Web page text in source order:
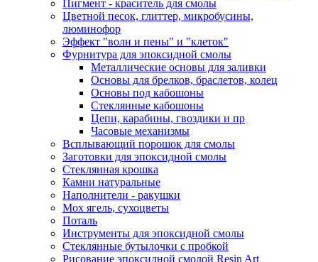
Пигмент - краситель для смолы
Цветной песок, глиттер, микробусины,
люминофор
Эффект "волн и пены" и "клеток"
Фурнитура для эпоксидной смолы
Металлические основы для заливки
Основы для брелков, браслетов, колец
Основы под кабошоны
Стеклянные кабошоны
Цепи, карабины, гвоздики и пр
Часовые механизмы
Всплывающий порошок для смолы
Заготовки для эпоксидной смолы
Стеклянная крошка
Камни натуральные
Наполнители - ракушки
Мох ягель, сухоцветы
Поталь
Инструменты для эпоксидной смолы
Стеклянные бутылочки с пробкой
Рисование эпоксидной смолой Resin Art